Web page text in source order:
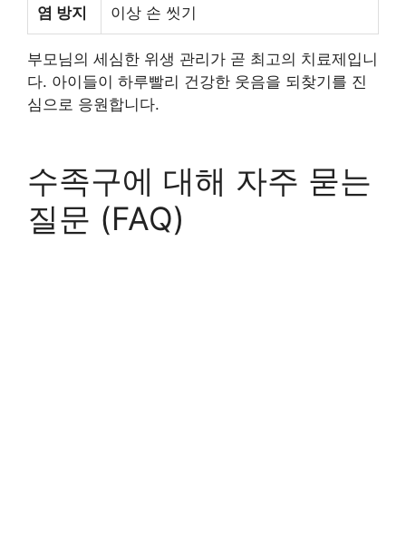
염 방지
이상 손 씻기
부모님의 세심한 위생 관리가 곧 최고의 치료제입니
다. 아이들이 하루빨리 건강한 웃음을 되찾기를 진
심으로 응원합니다.
수족구에 대해 자주 묻는
질문 (FAQ)